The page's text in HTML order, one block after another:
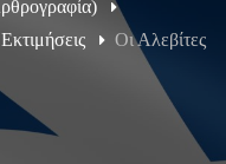
Οι Αλεβίτες